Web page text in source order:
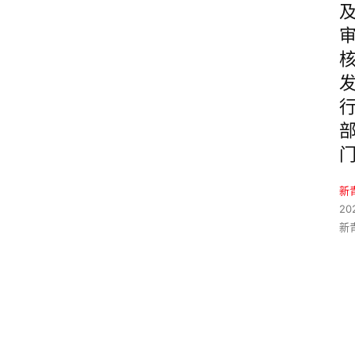
新
新